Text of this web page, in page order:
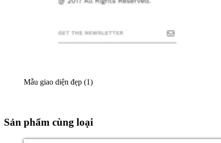
Mẫu giao diện đẹp (1)
Sản phẩm cùng loại